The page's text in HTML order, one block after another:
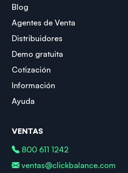
Blog
Agentes de Venta
Distribuidores
Demo gratuita
Cotización
Información
Ayuda
VENTAS
800 611 1242
ventas@clickbalance.com